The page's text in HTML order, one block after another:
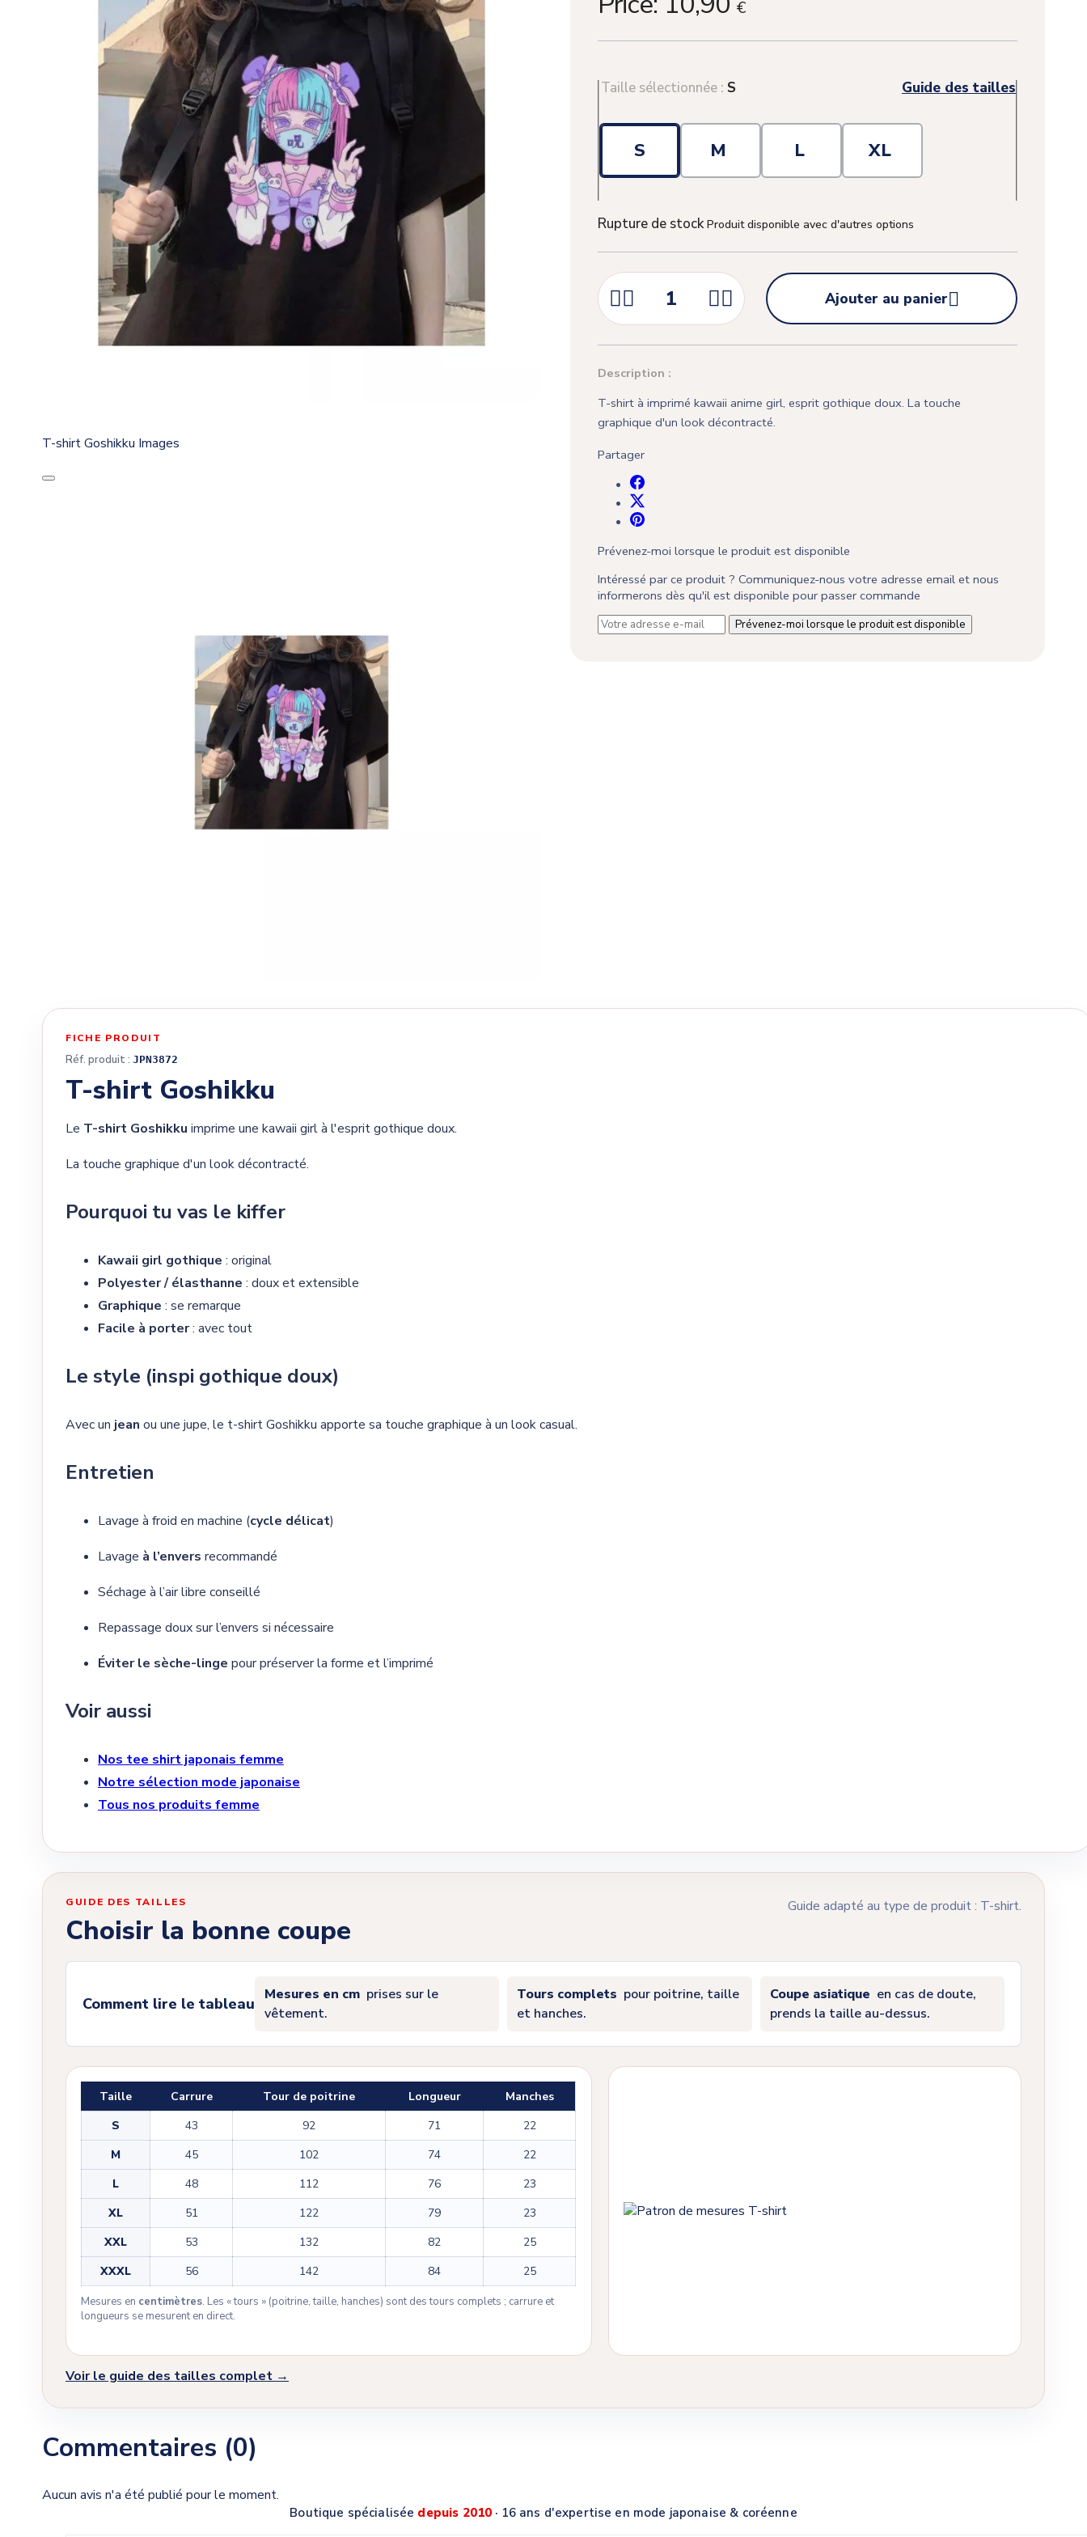
T-shirt Goshikku Images
€
Taille sélectionnée : S Guide des tailles
S M L XL
Rupture de stock Produit disponible avec d'autres options
  
Ajouter au panier
Description :
T-shirt à imprimé kawaii anime girl, esprit gothique doux. La touche
graphique d'un look décontracté.
Partager
Prévenez-moi lorsque le produit est disponible
Intéressé par ce produit ? Communiquez-nous votre adresse email et nous
informerons dès qu'il est disponible pour passer commande
Prévenez-moi lorsque le produit est disponible
FICHE PRODUIT
Réf. produit : JPN3872
T-shirt Goshikku
Le T-shirt Goshikku imprime une kawaii girl à l'esprit gothique doux.
La touche graphique d'un look décontracté.
Pourquoi tu vas le kiffer
Kawaii girl gothique : original
Polyester / élasthanne : doux et extensible
Graphique : se remarque
Facile à porter: avec tout
Le style (inspi gothique doux)
Avec un jean ou une jupe, le t-shirt Goshikku apporte sa touche graphique à un look casual.
Entretien
Lavage à froid en machine (cycle délicat)
Lavage à l’envers recommandé
Séchage à l’air libre conseillé
Repassage doux sur l’envers si nécessaire
Éviter le sèche-linge pour préserver la forme et l’imprimé
Voir aussi
Nos tee shirt japonais femme
Notre sélection mode japonaise
Tous nos produits femme
GUIDE DES TAILLES
Choisir la bonne coupe
Guide adapté au type de produit : T-shirt.
Comment lire le tableau Mesures en cm prises sur le
vêtement.
Tours complets pour poitrine, taille
et hanches.
Coupe asiatique en cas de doute,
prends la taille au-dessus.
Taille Carrure Tour de poitrine Longueur
Manches
S
43 92 71
22
M
45 102 74
22
L
48 112 76
23
XL
51 122 79
23
XXL
53 132 82
25
XXXL
56 142 84 25
Mesures en centimètres. Les « tours » (poitrine, taille, hanches) sont des tours complets ; carrure et
longueurs se mesurent en direct.
Voir le guide des tailles complet →
Commentaires (0)
Aucun avis n'a été publié pour le moment.
Boutique spécialisée depuis 2010 · 16 ans d'expertise en mode japonaise & coréenne